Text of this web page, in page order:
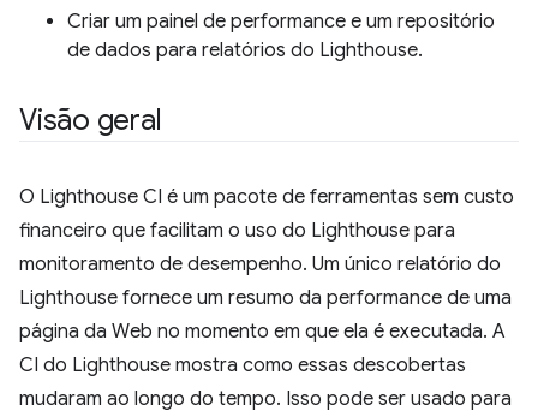
Criar um painel de performance e um repositório
de dados para relatórios do Lighthouse.
Visão geral
O Lighthouse CI é um pacote de ferramentas sem custo
financeiro que facilitam o uso do Lighthouse para
monitoramento de desempenho. Um único relatório do
Lighthouse fornece um resumo da performance de uma
página da Web no momento em que ela é executada. A
CI do Lighthouse mostra como essas descobertas
mudaram ao longo do tempo. Isso pode ser usado para